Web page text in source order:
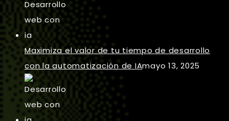
Maximiza el valor de tu tiempo de desarrollo
con la automatización de IAmayo 13, 2025